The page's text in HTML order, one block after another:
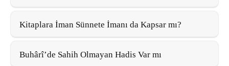
Kitaplara İman Sünnete İmanı da Kapsar mı?
Buhârî’de Sahih Olmayan Hadis Var mı